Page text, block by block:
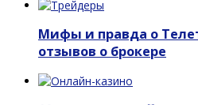
Мифы и правда о
отзывов о брокере